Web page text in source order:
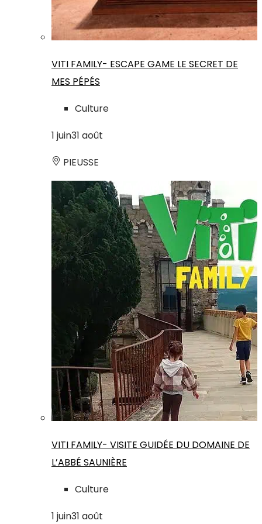
VITI FAMILY- ESCAPE GAME LE SECRET DE
MES PÉPÉS
Culture
1 juin31 août
PIEUSSE
VITI FAMILY- VISITE GUIDÉE DU DOMAINE DE
L’ABBÉ SAUNIÈRE
Culture
1 juin31 août